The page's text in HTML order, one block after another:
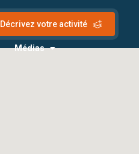
Décrivez votre activité
Médias